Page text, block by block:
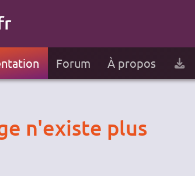
Forum À propos
n'existe plus